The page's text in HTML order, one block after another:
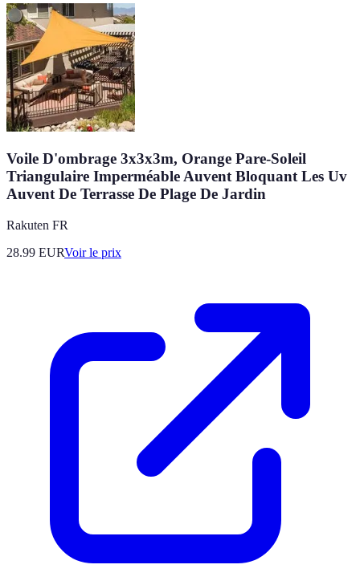
Voile D'ombrage 3x3x3m, Orange Pare-Soleil
Triangulaire Imperméable Auvent Bloquant Les Uv
Auvent De Terrasse De Plage De Jardin
Rakuten FR
28.99 EURVoir le prix